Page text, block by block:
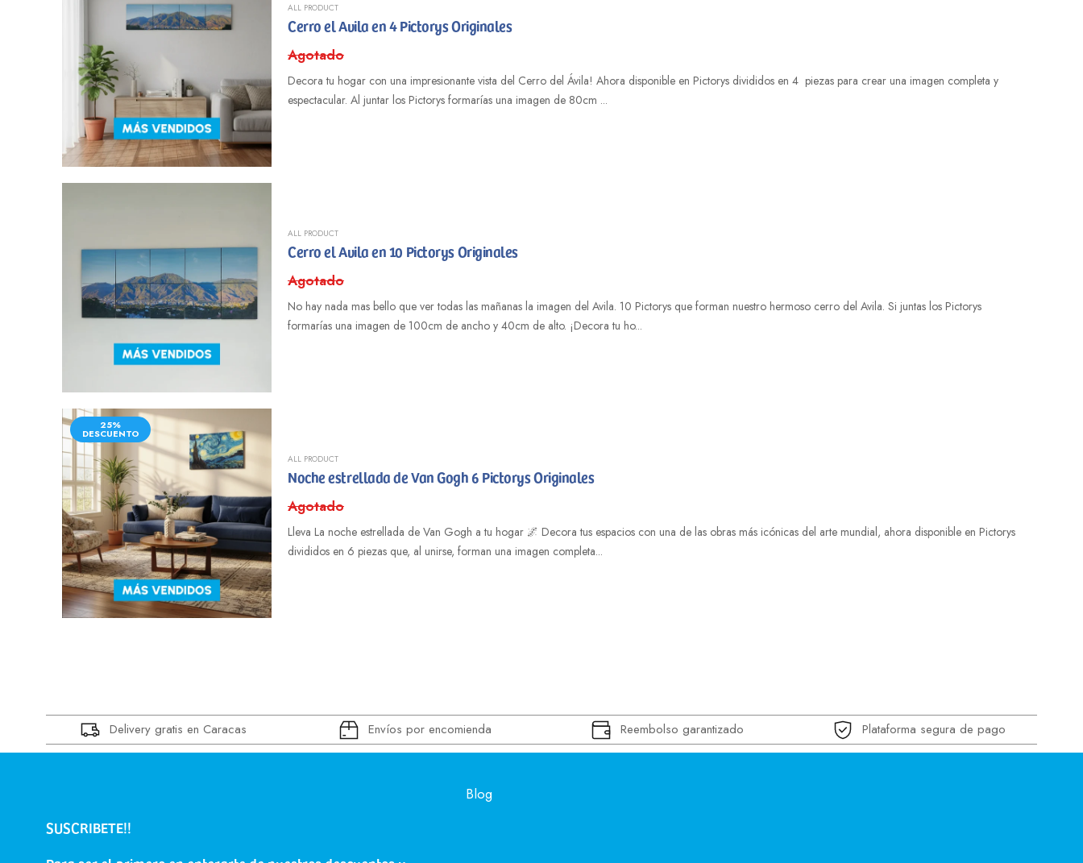
ALL PRODUCT
Cerro el Avila en 4 Pictorys Originales
Agotado
Decora tu hogar con una impresionante vista del Cerro del Ávila! Ahora disponible en Pictorys divididos en 4 piezas para crear una imagen completa y
espectacular. Al juntar los Pictorys formarías una imagen de 80cm ...
ALL PRODUCT
Cerro el Avila en 10 Pictorys Originales
Agotado
No hay nada mas bello que ver todas las mañanas la imagen del Avila. 10 Pictorys que forman nuestro hermoso cerro del Avila. Si juntas los Pictorys
formarías una imagen de 100cm de ancho y 40cm de alto. ¡Decora tu ho...
25%
DESCUENTO
ALL PRODUCT
Noche estrellada de Van Gogh 6 Pictorys Originales
Agotado
Lleva La noche estrellada de Van Gogh a tu hogar 🌌 Decora tus espacios con una de las obras más icónicas del arte mundial, ahora disponible en Pictorys
divididos en 6 piezas que, al unirse, forman una imagen completa...
Delivery gratis en Caracas Envíos por encomienda Reembolso garantizado Plataforma segura de pago
SUSCRIBETE!!
Blog